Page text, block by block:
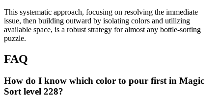
This systematic approach, focusing on resolving the immediate
issue, then building outward by isolating colors and utilizing
available space, is a robust strategy for almost any bottle-sorting
puzzle.
FAQ
How do I know which color to pour first in Magic
Sort level 228?